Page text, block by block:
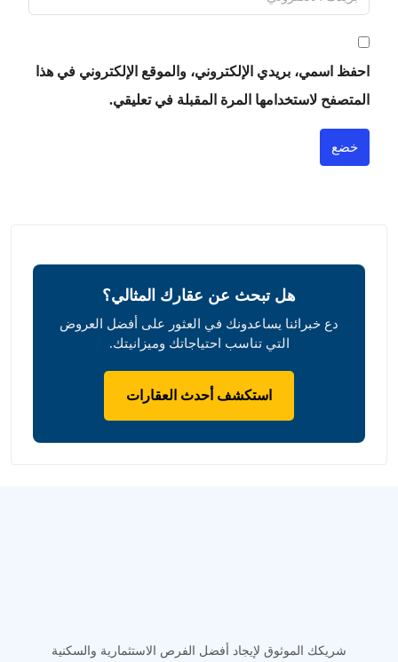
احفظ اسمي، بريدي الإلكتروني، والموقع الإلكتروني في هذا
المتصفح لاستخدامها المرة المقبلة في تعليقي.
خضع
هل تبحث عن عقارك المثالي؟
دع خبرائنا يساعدونك في العثور على أفضل العروض
التي تناسب احتياجاتك وميزانيتك.
استكشف أحدث العقارات
شريكك الموثوق لإيجاد أفضل الفرص الاستثمارية والسكنية